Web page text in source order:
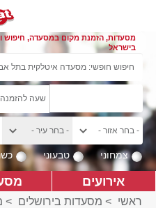
מסעדות, הזמנת מקום במסעדה, חיפוש
בישראל
צמחוני טבעוני
אירועים
ראשי > מסעדות בירושלים >